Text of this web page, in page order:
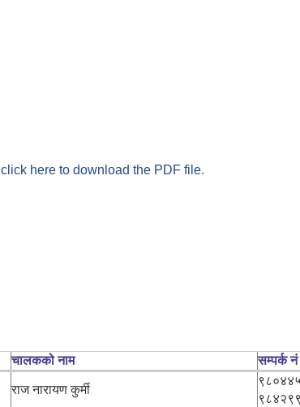
click here to download the PDF file.
चालकको नाम सम्पर्क नं
राज नारायण कुर्मी